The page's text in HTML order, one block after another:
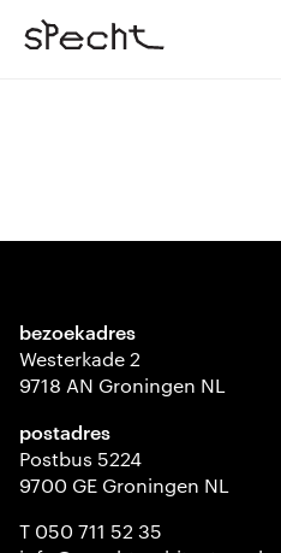
bezoekadres
Westerkade 2
9718 AN Groningen NL
postadres
Postbus 5224
9700 GE Groningen NL
T 050 711 52 35